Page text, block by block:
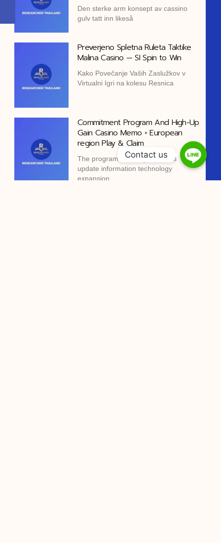
Den sterke arm konsept av cassino
gulv tatt inn likeså
Preverjeno Spletna Ruleta Taktike
Malina Casino — SI Spin to Win
Kako Povečanje Vaših Zaslužkov v
Virtualni Igri na kolesu Resnica
Commitment Program And High-Up
Gain Casino Memo ◦ European
region Play & Claim
The program on a regular basis
update information technology
expansion
Contact us